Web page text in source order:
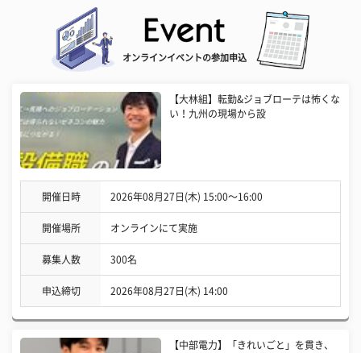
オンラインイベントの参加申込
【大林組】転勤&ジョブローテは怖くな
い！九州の現場から設
開催日時 2026年08月27日(木) 15:00〜16:00
開催場所 オンラインにて実施
募集人数 300名
申込締切 2026年08月27日(木) 14:00
【中部電力】「きれいごと」を貫き、